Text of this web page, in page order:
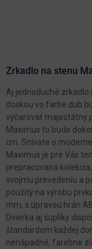
Zrkadlo na stenu
Aj jednoduché zrkadlo
doskou vo farbe dub
vyčarovať majestátny
Maximus to bude
cm. Snívate o
Maximus je pre Vás
prepracovaná
svojmu prevedeniu a
použitý na výrobu
mm, s úpravou hrán
Dvierka aj šuplíky
štandardom každej
nenápadné, farebne